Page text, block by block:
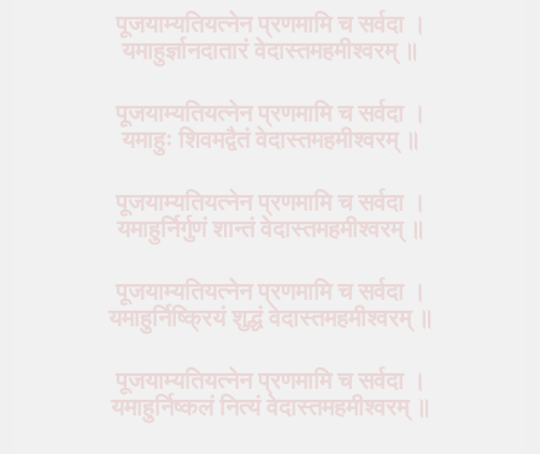
पूजयाम्यतियत्नेन प्रणमामि च सर्वदा ।
यमाहुर्ज्ञानदातारं वेदास्तमहमीश्वरम् ॥
पूजयाम्यतियत्नेन प्रणमामि च सर्वदा ।
यमाहुः शिवमद्वैतं वेदास्तमहमीश्वरम् ॥
पूजयाम्यतियत्नेन प्रणमामि च सर्वदा ।
यमाहुर्निर्गुणं शान्तं वेदास्तमहमीश्वरम् ॥
पूजयाम्यतियत्नेन प्रणमामि च सर्वदा ।
यमाहुर्निष्क्रियं शुद्धं वेदास्तमहमीश्वरम् ॥
पूजयाम्यतियत्नेन प्रणमामि च सर्वदा ।
यमाहुर्निष्कलं नित्यं वेदास्तमहमीश्वरम् ॥